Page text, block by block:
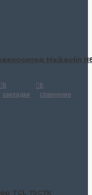
Maikaolin
В
закладки
В
сравнение
TCL 75C7K